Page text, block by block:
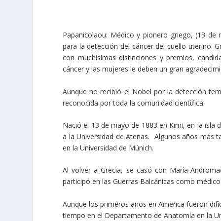
Papanicolaou: Médico y pionero griego, (13
para la detección del cáncer del cuello uterino.
con muchísimas distinciones y premios,
cáncer y las mujeres le deben un gran
Aunque no recibió el Nobel por la detección
reconocida por toda la comunidad cientίfica.
Nació el 13 de mayo de 1883 en Kimi, en la isla
a la Universidad de Atenas. Algunos años más
en la Universidad de Múnich.
Al volver a Grecia, se casó con María-
participó en las Guerras Balcánicas como
Aunque los primeros años en America fueron
tiempo en el Departamento de Anatomía en la